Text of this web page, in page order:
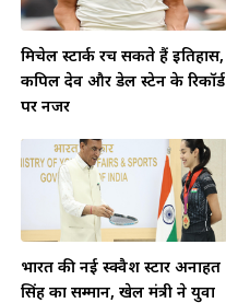
मिचेल स्टार्क रच सकते हैं इतिहास,
कपिल देव और डेल स्टेन के रिकॉर्ड
पर नजर
भारत की नई स्क्वैश स्टार अनाहत
सिंह का सम्मान, खेल मंत्री ने युवा